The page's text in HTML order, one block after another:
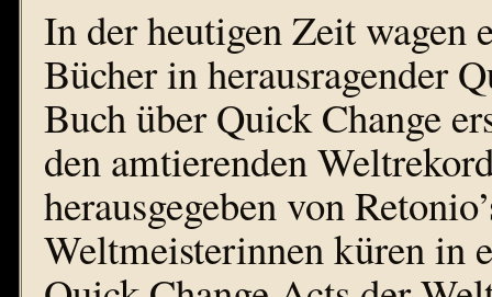
In der heutigen Zeit wagen
Bücher in herausragender
Buch über Quick Change
den amtierenden
herausgegeben von
Weltmeisterinnen küren in